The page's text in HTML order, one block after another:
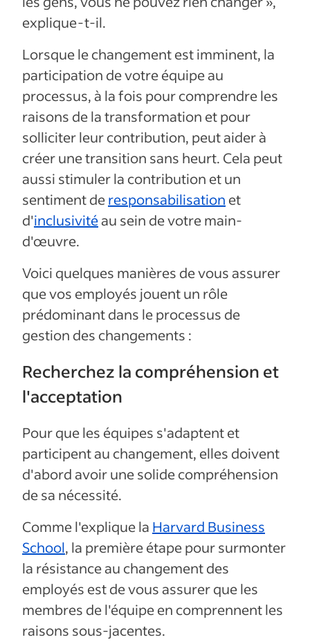
explique-t-il.
Lorsque le changement est imminent, la
participation de votre équipe au
processus, à la fois pour comprendre les
raisons de la transformation et pour
solliciter leur contribution, peut aider à
créer une transition sans heurt. Cela peut
aussi stimuler la contribution et un
sentiment deresponsabilisation et
d'inclusivitéau sein de votre main-
d'œuvre.
Voici quelques manières de vous assurer
que vos employés jouent un rôle
prédominant dans le processus de
gestion des changements :
Recherchez la compréhension et
l'acceptation
Pour que les équipes s'adaptent et
participent au changement, elles doivent
d'abord avoir une solide compréhension
de sa nécessité.
Comme l'explique la Harvard Business
School, la première étape pour surmonter
la résistance au changement des
employés est de vous assurer que les
membres de l'équipe en comprennent les
raisons sous-jacentes.